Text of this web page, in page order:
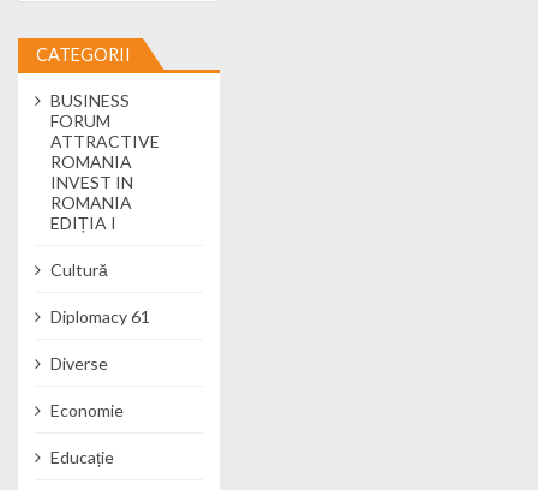
CATEGORII
BUSINESS
FORUM
ATTRACTIVE
ROMANIA
INVEST IN
ROMANIA
EDIȚIA I
Cultură
Diplomacy 61
Diverse
Economie
Educație